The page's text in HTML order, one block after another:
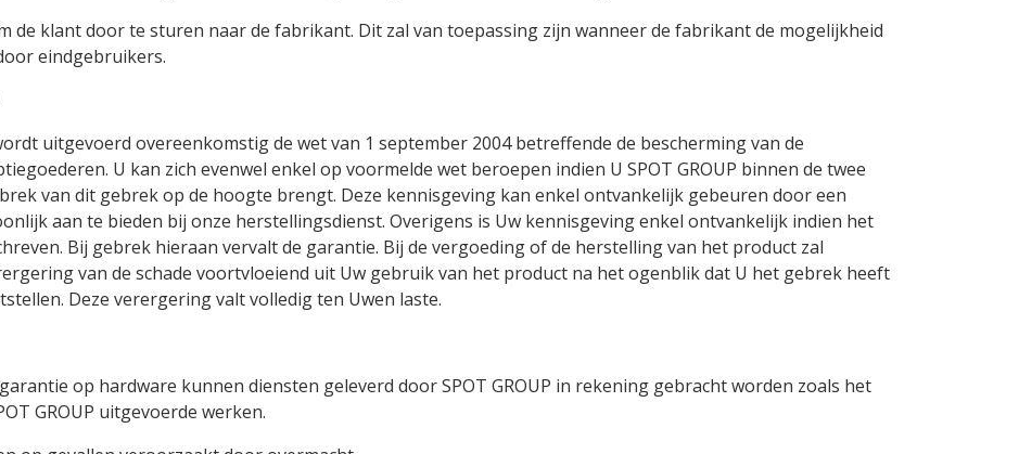
de klant door te sturen naar de fabrikant. Dit zal van toepassing zijn wanneer de fabrikant de mogelijkheid
eindgebruikers.
uitgevoerd overeenkomstig de wet van 1 september 2004 betreffende de bescherming van de
U kan zich evenwel enkel op voormelde wet beroepen indien U SPOT GROUP binnen de twee
van dit gebrek op de hoogte brengt. Deze kennisgeving kan enkel ontvankelijk gebeuren door een
aan te bieden bij onze herstellingsdienst. Overigens is Uw kennisgeving enkel ontvankelijk indien het
Bij gebrek hieraan vervalt de garantie. Bij de vergoeding of de herstelling van het product zal
van de schade voortvloeiend uit Uw gebruik van het product na het ogenblik dat U het gebrek heeft
Deze verergering valt volledig ten Uwen laste.
op hardware kunnen diensten geleverd door SPOT GROUP in rekening gebracht worden zoals het
GROUP uitgevoerde werken.